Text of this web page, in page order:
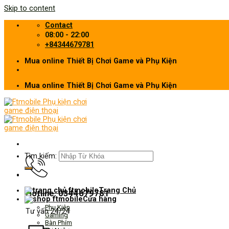
Skip to content
Contact
08:00 - 22:00
+84344679781
Mua online Thiết Bị Chơi Game và Phụ Kiện
Mua online Thiết Bị Chơi Game và Phụ Kiện
Hotline: 0344679781
Tư vấn 24/24
Tìm kiếm:
Trang Chủ
Cửa hàng
Phụ Kiện
Gaming
Bàn Phím